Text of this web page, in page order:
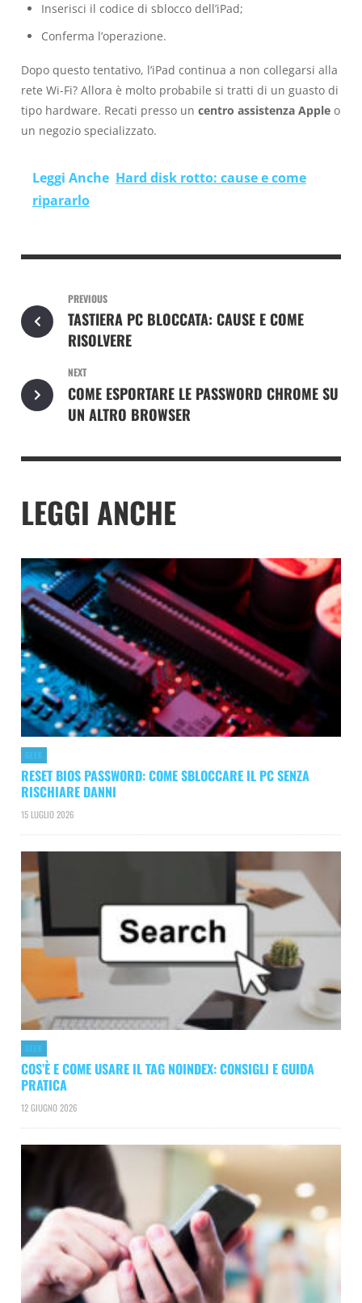
Inserisci il codice di sblocco dell’iPad;
Conferma l’operazione.
Dopo questo tentativo, l’iPad continua a non collegarsi alla
rete Wi-Fi? Allora è molto probabile si tratti di un guasto di
tipo hardware. Recati presso un centro assistenza Apple o
un negozio specializzato.
Leggi Anche Hard disk rotto: cause e come
ripararlo
PREVIOUS
TASTIERA PC BLOCCATA: CAUSE E COME
RISOLVERE
NEXT
COME ESPORTARE LE PASSWORD CHROME SU
UN ALTRO BROWSER
LEGGI ANCHE
GEEK
RESET BIOS PASSWORD: COME SBLOCCARE IL PC SENZA
RISCHIARE DANNI
15 LUGLIO 2026
GEEK
COS’È E COME USARE IL TAG NOINDEX: CONSIGLI E GUIDA
PRATICA
12 GIUGNO 2026